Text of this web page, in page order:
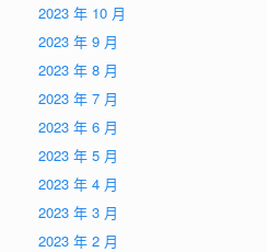
2023 年 10 月
2023 年 9 月
2023 年 8 月
2023 年 7 月
2023 年 6 月
2023 年 5 月
2023 年 4 月
2023 年 3 月
2023 年 2 月